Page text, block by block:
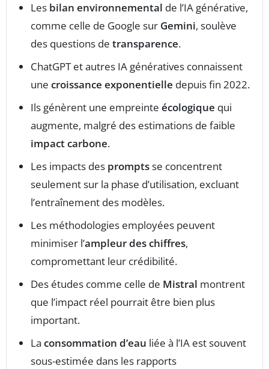
Les bilan environnemental de l’IA générative,
comme celle de Google sur Gemini, soulève
des questions de transparence.
ChatGPT et autres IA génératives connaissent
une croissance exponentielle depuis fin 2022.
Ils génèrent une empreinte écologique qui
augmente, malgré des estimations de faible
impact carbone.
Les impacts des promptsse concentrent
seulement sur la phase d’utilisation, excluant
l’entraînement des modèles.
Les méthodologies employées peuvent
minimiser l’ampleur des chiffres,
compromettant leur crédibilité.
Des études comme celle de Mistral montrent
que l’impact réel pourrait être bien plus
important.
La consommation d’eau liée à l’IA est souvent
sous-estimée dans les rapports